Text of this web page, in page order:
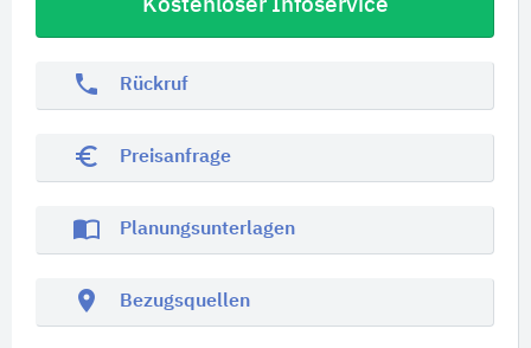
Kostenloser Infoservice
phone Rückruf
euro_symbol Preisanfrage
import_contacts Planungsunterlagen
location_on Bezugsquellen